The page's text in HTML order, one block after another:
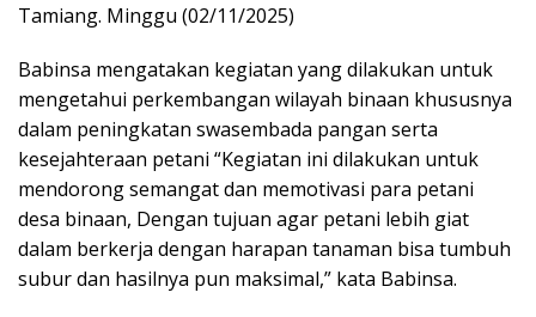
Tamiang. Minggu (02/11/2025)
Babinsa mengatakan kegiatan yang dilakukan untuk
mengetahui perkembangan wilayah binaan khususnya
dalam peningkatan swasembada pangan serta
kesejahteraan petani “Kegiatan ini dilakukan untuk
mendorong semangat dan memotivasi para petani
desa binaan, Dengan tujuan agar petani lebih giat
dalam berkerja dengan harapan tanaman bisa tumbuh
subur dan hasilnya pun maksimal,” kata Babinsa.